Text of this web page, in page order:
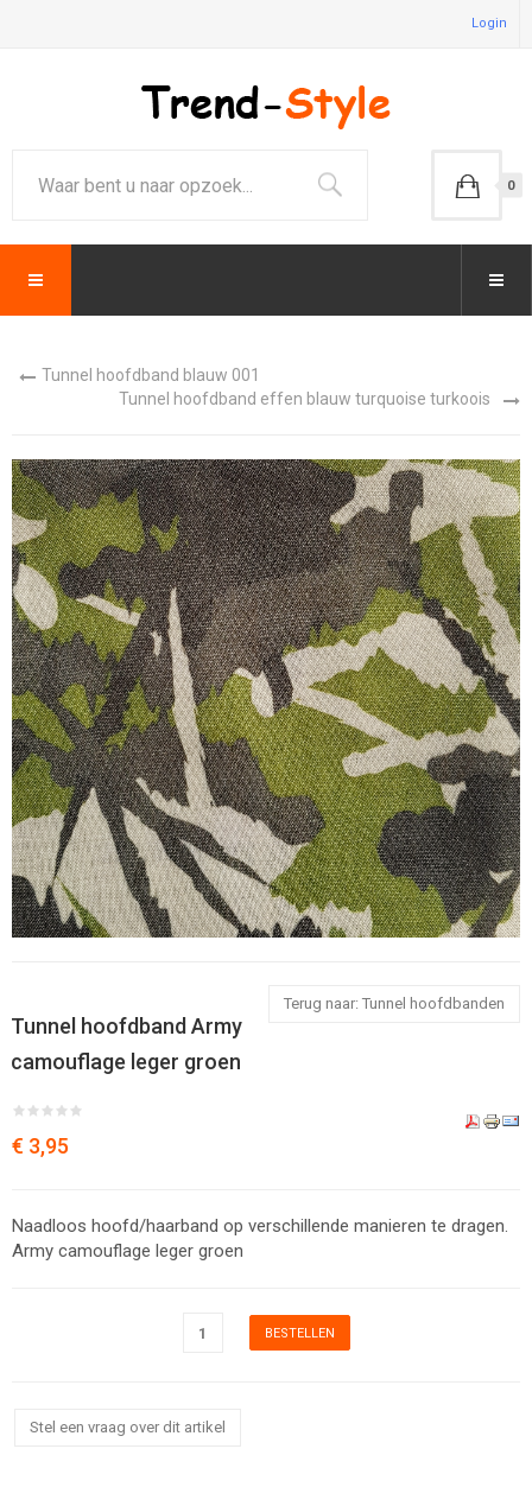
Login
0
Tunnel hoofdband blauw 001
Tunnel hoofdband effen blauw turquoise turkoois
Terug naar: Tunnel hoofdbanden
Tunnel hoofdband Army
camouflage leger groen
€ 3,95
Naadloos hoofd/haarband op verschillende manieren te dragen.
Army camouflage leger groen
Stel een vraag over dit artikel